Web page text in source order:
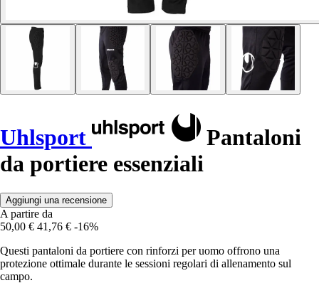
Uhlsport
Pantaloni
da portiere essenziali
Aggiungi una recensione
A partire da
50,00 € 41,76 € -16%
Questi pantaloni da portiere con rinforzi per uomo offrono una
protezione ottimale durante le sessioni regolari di allenamento sul
campo.